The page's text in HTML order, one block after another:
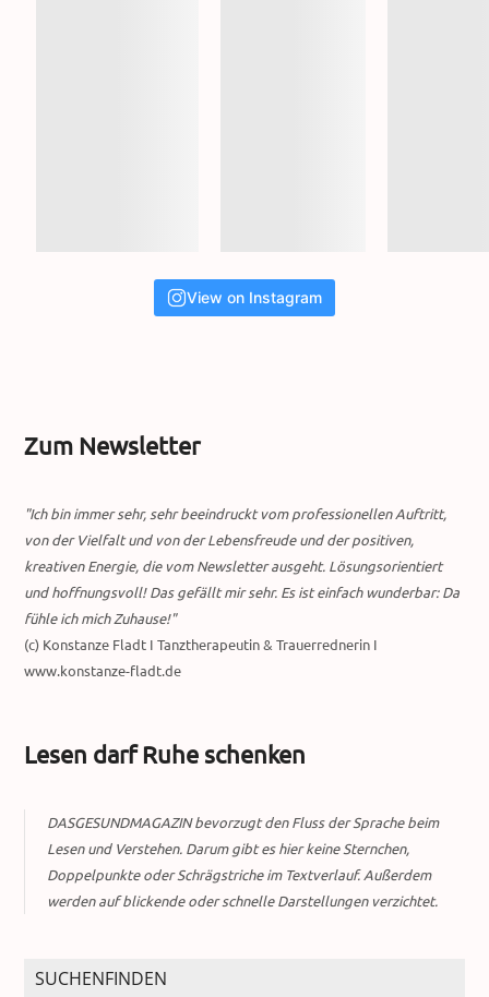
View on Instagram
Zum Newsletter
"Ich bin immer sehr, sehr beeindruckt vom professionellen Auftritt,
von der Vielfalt und von der Lebensfreude und der positiven,
kreativen Energie, die vom Newsletter ausgeht. Lösungsorientiert
und hoffnungsvoll! Das gefällt mir sehr. Es ist einfach wunderbar: Da
fühle ich mich Zuhause!"
(c) Konstanze Fladt I Tanztherapeutin & Trauerrednerin I
www.konstanze-fladt.de
Lesen darf Ruhe schenken
DASGESUNDMAGAZIN bevorzugt den Fluss der Sprache beim
Lesen und Verstehen. Darum gibt es hier keine Sternchen,
Doppelpunkte oder Schrägstriche im Textverlauf. Außerdem
werden auf blickende oder schnelle Darstellungen verzichtet.
SUCHENFINDEN